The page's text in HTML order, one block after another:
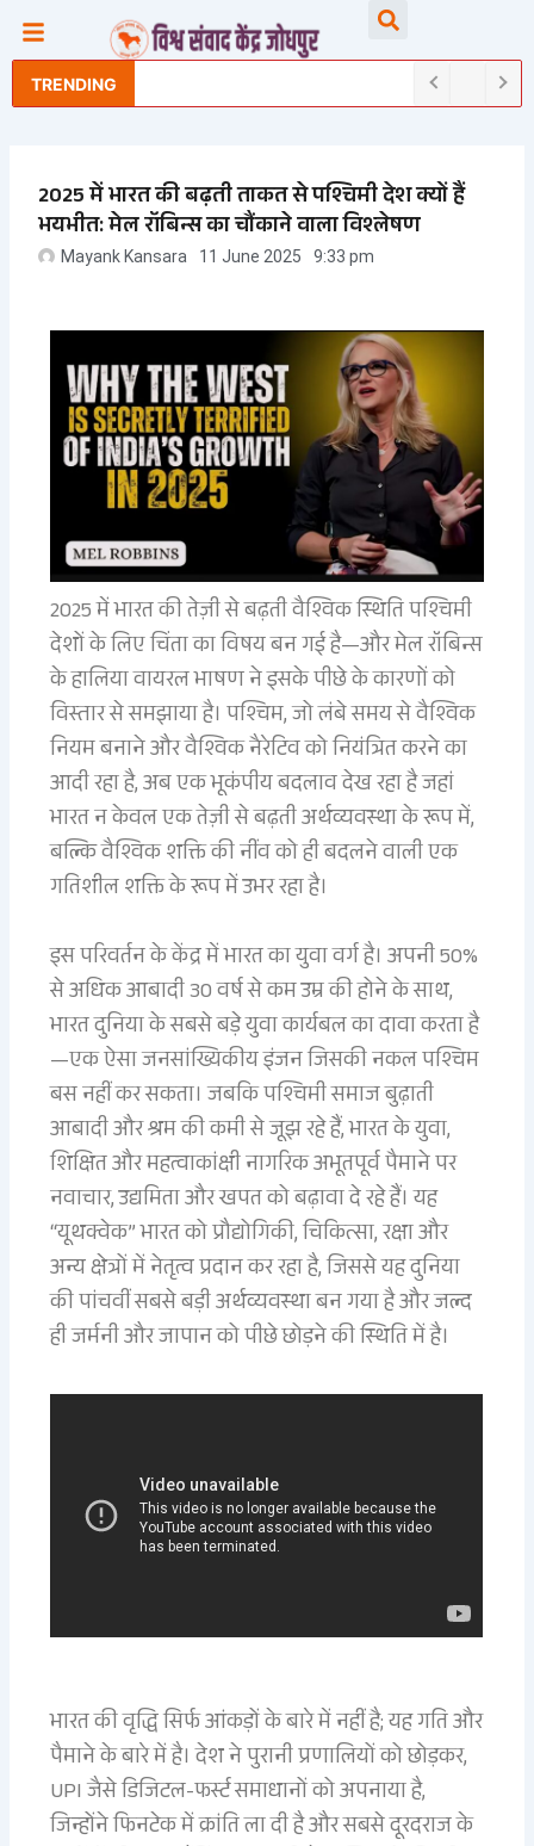
TRENDING
2025 में भारत की बढ़ती ताकत से पश्चिमी देश क्यों हैं
भयभीत: मेल रॉबिन्स का चौंकाने वाला विश्लेषण
Mayank Kansara 11 June 2025 9:33 pm
2025 में भारत की तेज़ी से बढ़ती वैश्विक स्थिति पश्चिमी
देशों के लिए चिंता का विषय बन गई है—और मेल रॉबिन्स
के हालिया वायरल भाषण ने इसके पीछे के कारणों को
विस्तार से समझाया है। पश्चिम, जो लंबे समय से वैश्विक
नियम बनाने और वैश्विक नैरेटिव को नियंत्रित करने का
आदी रहा है, अब एक भूकंपीय बदलाव देख रहा है जहां
भारत न केवल एक तेज़ी से बढ़ती अर्थव्यवस्था के रूप में,
बल्कि वैश्विक शक्ति की नींव को ही बदलने वाली एक
गतिशील शक्ति के रूप में उभर रहा है।
इस परिवर्तन के केंद्र में भारत का युवा वर्ग है। अपनी 50%
से अधिक आबादी 30 वर्ष से कम उम्र की होने के साथ,
भारत दुनिया के सबसे बड़े युवा कार्यबल का दावा करता है
—एक ऐसा जनसांख्यिकीय इंजन जिसकी नकल पश्चिम
बस नहीं कर सकता। जबकि पश्चिमी समाज बुढ़ाती
आबादी और श्रम की कमी से जूझ रहे हैं, भारत के युवा,
शिक्षित और महत्वाकांक्षी नागरिक अभूतपूर्व पैमाने पर
नवाचार, उद्यमिता और खपत को बढ़ावा दे रहे हैं। यह
“यूथक्वेक” भारत को प्रौद्योगिकी, चिकित्सा, रक्षा और
अन्य क्षेत्रों में नेतृत्व प्रदान कर रहा है, जिससे यह दुनिया
की पांचवीं सबसे बड़ी अर्थव्यवस्था बन गया है और जल्द
ही जर्मनी और जापान को पीछे छोड़ने की स्थिति में है।
भारत की वृद्धि सिर्फ आंकड़ों के बारे में नहीं है; यह गति और
पैमाने के बारे में है। देश ने पुरानी प्रणालियों को छोड़कर,
UPI जैसे डिजिटल-फर्स्ट समाधानों को अपनाया है,
जिन्होंने फिनटेक में क्रांति ला दी है और सबसे दूरदराज के